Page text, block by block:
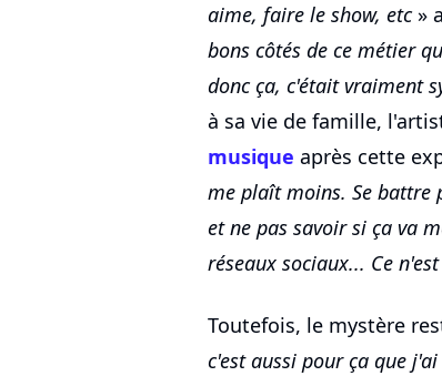
aime, faire le show, etc»
bons côtés de ce métier
donc ça, c'était vraiment
à sa vie de famille,
musique après cette
me plaît moins. Se battre
et ne pas savoir si ça va
réseaux sociaux... Ce
Toutefois, le mystère
c'est aussi pour ça que